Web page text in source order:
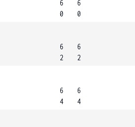
6
0
6
0
6
2
6
2
6
4
6
4